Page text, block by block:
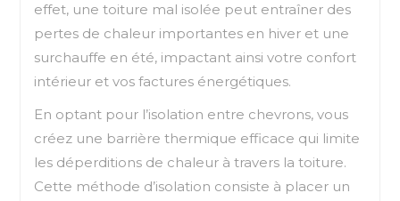
effet, une toiture mal isolée peut entraîner des
pertes de chaleur importantes en hiver et une
surchauffe en été, impactant ainsi votre confort
intérieur et vos factures énergétiques.
En optant pour l’isolation entre chevrons, vous
créez une barrière thermique efficace qui limite
les déperditions de chaleur à travers la toiture.
Cette méthode d’isolation consiste à placer un